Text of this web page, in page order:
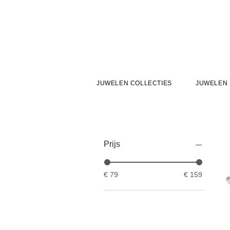
JUWELEN COLLECTIES JUWELEN
Prijs
€ 79 € 159